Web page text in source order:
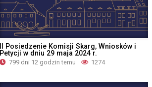
II Posiedzenie Komisji Skarg, Wniosków i
Petycji w dniu 29 maja 2024 r.
799 dni 12 godzin temu 1274